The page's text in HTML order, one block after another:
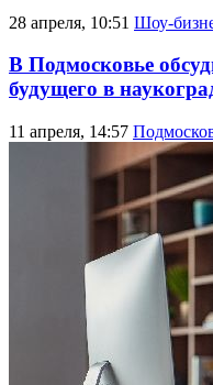
28 апреля, 10:51 Шоу-
В Подмосковье
будущего в
11 апреля, 14:57